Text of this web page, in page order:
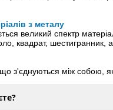
з металу
великий спектр
квадрат, шестигранник,
між собою, які